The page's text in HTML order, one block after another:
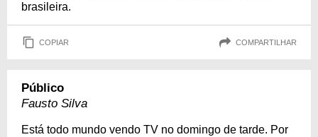
brasileira.
COPIAR COMPARTILHAR
Público
Fausto Silva
Está todo mundo vendo TV no domingo de tarde. Por